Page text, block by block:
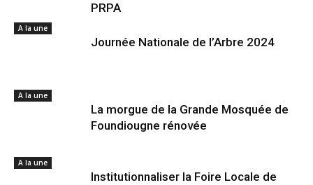
PRPA
A la une
Journée Nationale de l’Arbre 2024
A la une
La morgue de la Grande Mosquée de
Foundiougne rénovée
A la une
Institutionnaliser la Foire Locale de